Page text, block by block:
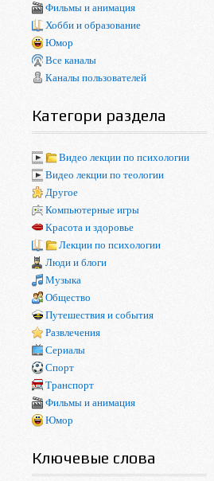
Фильмы и анимация
Хобби и образование
Юмор
Все каналы
Каналы пользователей
Категори раздела
Видео лекции по психологии
Видео лекции по теологии
Другое
Компьютерные игры
Красота и здоровье
Лекции по психологии
Люди и блоги
Музыка
Общество
Путешествия и события
Развлечения
Сериалы
Спорт
Транспорт
Фильмы и анимация
Юмор
Ключевые слова